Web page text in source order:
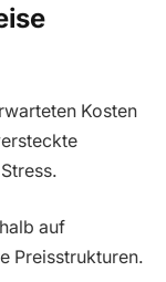
Kosten
auf
Preisstrukturen.